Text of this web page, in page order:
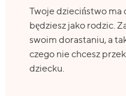
Twoje dzieciństwo ma
będziesz jako rodzic.
swoim dorastaniu, a
czego nie chcesz
dziecku.